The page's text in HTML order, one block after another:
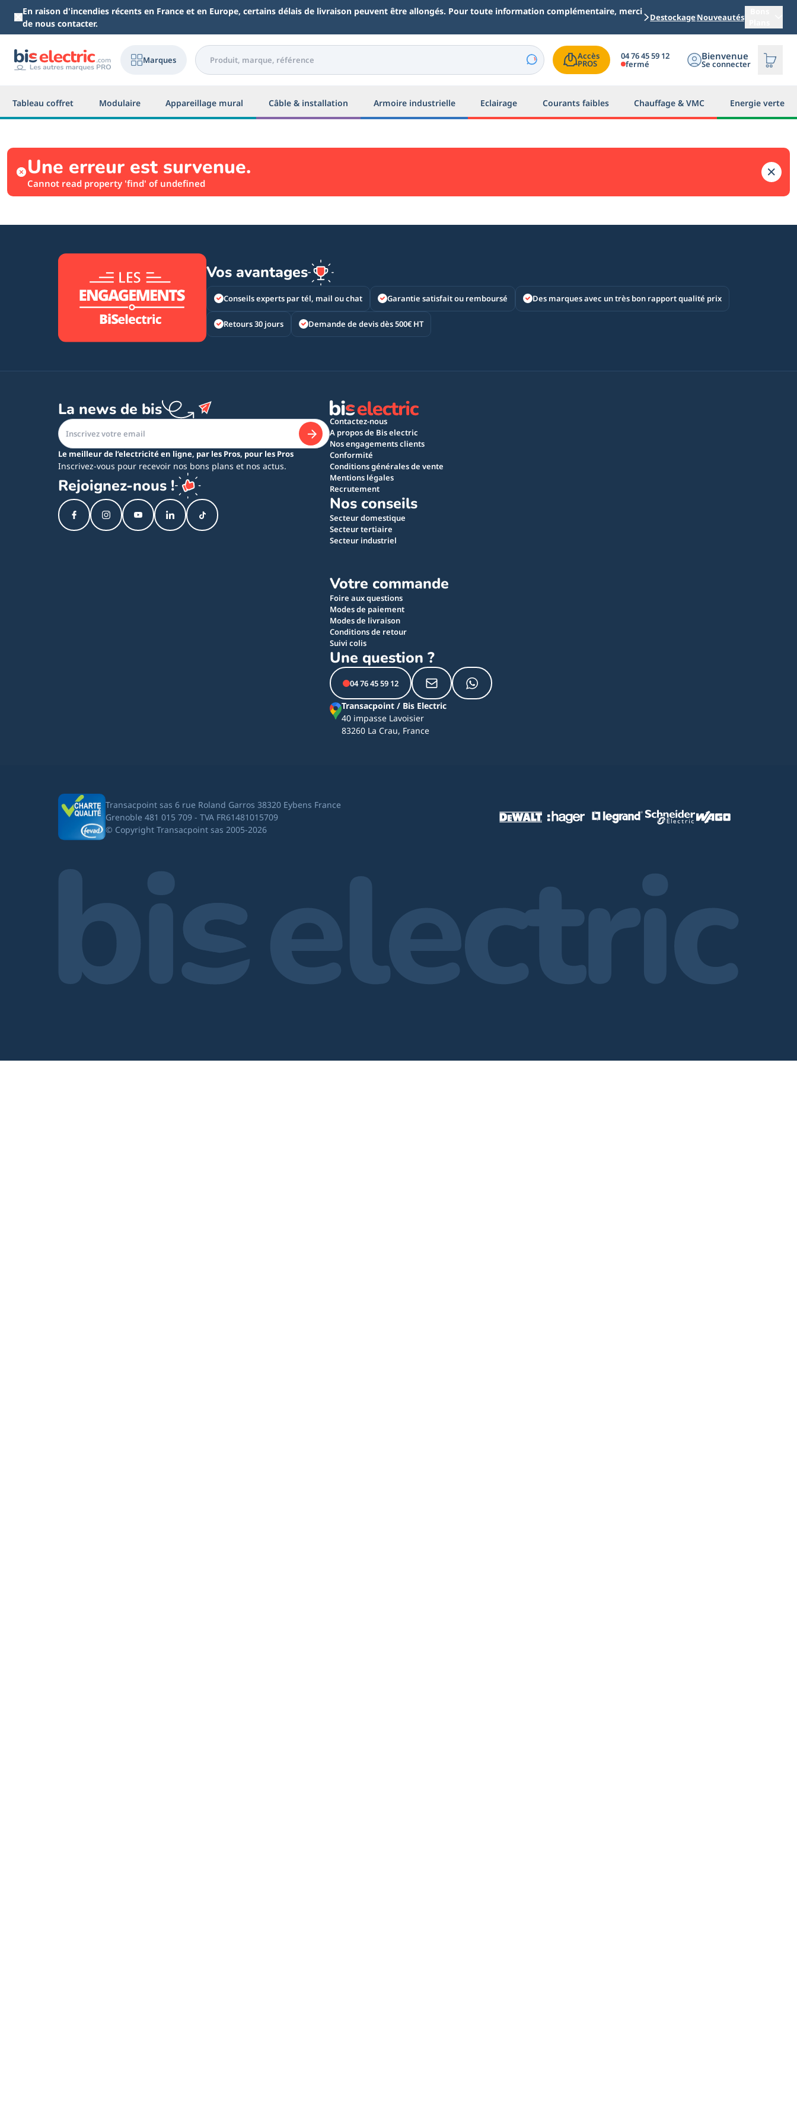
Aller au contenu principal
En raison d'incendies récents en France et en Europe, certains délais de livraison peuvent être allongés. Pour toute information complémentaire, merci
de nous contacter.
DestockageNouveautés
Marques Accès
PROS
04 76 45 59 12
fermé
Bienvenue
Se connecter
Tableau coffret Modulaire Appareillage mural Câble & installation Armoire industrielle Eclairage Courants faibles Chauffage & VMC Energie verte
Une erreur est survenue.
Cannot read property 'find' of undefined
Vos avantages
Conseils experts par tél, mail ou chat Garantie satisfait ou remboursé Des marques avec un très bon rapport qualité prix
Retours 30 jours Demande de devis dès 500€ HT
La news de bis
Le meilleur de l’electricité en ligne, par les Pros, pour les Pros
Inscrivez-vous pour recevoir nos bons plans et nos actus.
Rejoignez-nous !
Contactez-nous
A propos de Bis electric
Nos engagements clients
Conformité
Conditions générales de vente
Mentions légales
Recrutement
Nos conseils
Secteur domestique
Secteur tertiaire
Secteur industriel
Votre commande
Foire aux questions
Modes de paiement
Modes de livraison
Conditions de retour
Suivi colis
Une question ?
04 76 45 59 12
Transacpoint / Bis Electric
40 impasse Lavoisier
83260 La Crau, France
Transacpoint sas 6 rue Roland Garros 38320 Eybens France
Grenoble 481 015 709 - TVA FR61481015709
© Copyright Transacpoint sas 2005-2026